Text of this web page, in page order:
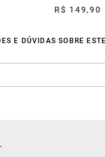
R$ 149,90
E DÚVIDAS SOBRE